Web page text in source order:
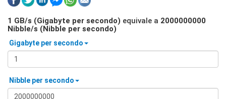
1 GB/s (Gigabyte per secondo) equivale a 2000000000
Nibble/s (Nibble per secondo)
Gigabyte per secondo
Nibble per secondo